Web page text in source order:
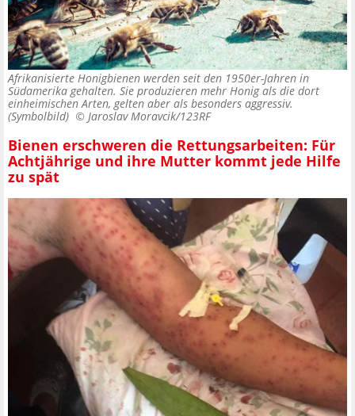
Afrikanisierte Honigbienen werden seit den 1950er-Jahren in
Südamerika gehalten. Sie produzieren mehr Honig als die dort
einheimischen Arten, gelten aber als besonders aggressiv.
(Symbolbild) © Jaroslav Moravcik/123RF
Bienen erschweren die Rettungsarbeiten: Für
Achtjährige und ihre Mutter kommt jede Hilfe
zu spät